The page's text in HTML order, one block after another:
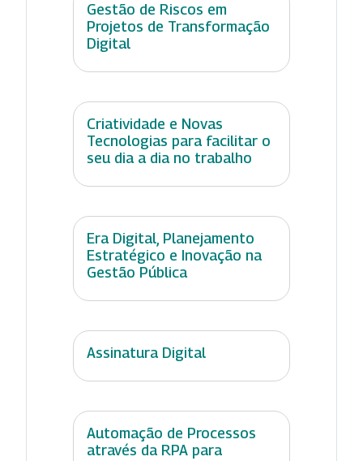
Gestão de Riscos em
Projetos de Transformação
Digital
Criatividade e Novas
Tecnologias para facilitar o
seu dia a dia no trabalho
Era Digital, Planejamento
Estratégico e Inovação na
Gestão Pública
Assinatura Digital
Automação de Processos
através da RPA para